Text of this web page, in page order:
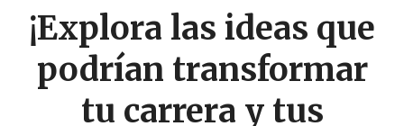
¡Explora las ideas que
podrían transformar
tu carrera y tus